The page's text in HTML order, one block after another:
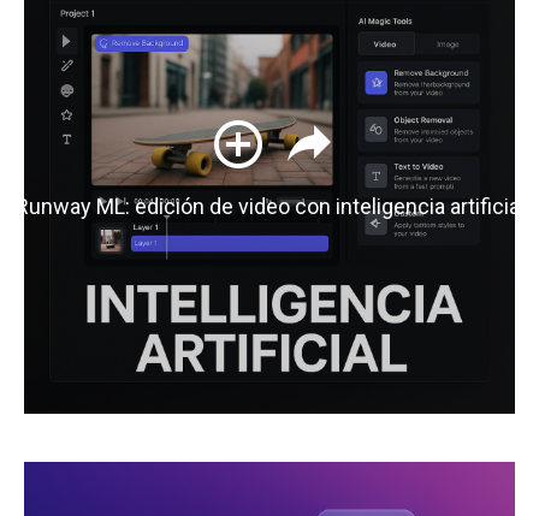
Runway ML: edición de video con inteligencia artificial